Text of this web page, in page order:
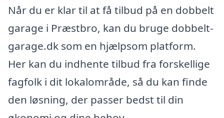
Når du er klar til at få tilbud på en dobbelt
garage i Præstbro, kan du bruge dobbelt-
garage.dk som en hjælpsom platform.
Her kan du indhente tilbud fra forskellige
fagfolk i dit lokalområde, så du kan finde
den løsning, der passer bedst til din